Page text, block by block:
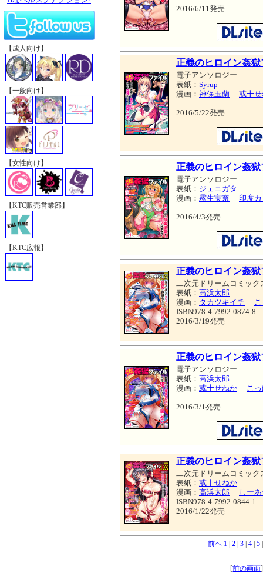
【成人向け】
【一般向け】
【女性向け】
【KTC販売営業部】
【KTC広報】
2016/6/11発売
正義のヒロイン姦
電子アンソロジー
表紙： Syrup
漫画： 神保玉蘭 或十
2016/5/22発売
正義のヒロイン姦
電子アンソロジー
表紙： ジェニガタ
漫画： 霧生実奈 印度
2016/4/3発売
正義のヒロイン姦
二次元ドリームコミック
表紙： 高浜太郎
漫画： タカツキイチ
ISBN978-4-7992-0874-8
2016/3/19発売
正義のヒロイン姦
電子アンソロジー
表紙： 高浜太郎
漫画： 或十せねか こ
2016/3/1発売
正義のヒロイン姦
二次元ドリームコミック
表紙： 或十せねか
漫画： 高浜太郎
しー
ISBN978-4-7992-0844-1
2016/1/22発売
前へ 1 2 3 4 5
[前の画面